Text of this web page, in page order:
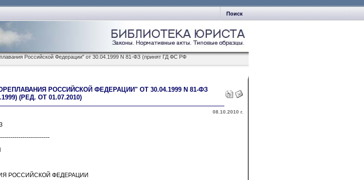
Поиск
Российской Федерации" от 30.04.1999 N 81-ФЗ (принят ГД ФС РФ
РОССИЙСКОЙ ФЕДЕРАЦИИ" ОТ 30.04.1999 N 81-ФЗ
(РЕД. ОТ 01.07.2010)
08.10.2010 г.
РОССИЙСКОЙ ФЕДЕРАЦИИ